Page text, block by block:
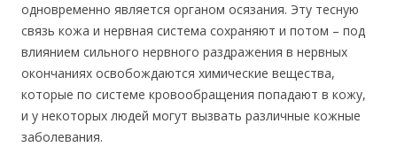
одновременно является органом осязания. Эту тесную
связь кожа и нервная система сохраняют и потом – под
влиянием сильного нервного раздражения в нервных
окончаниях освобождаются химические вещества,
которые по системе кровообращения попадают в кожу,
и у некоторых людей могут вызвать различные кожные
заболевания.